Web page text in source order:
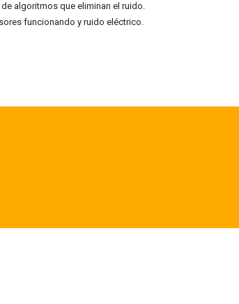
algoritmos que eliminan el ruido.
funcionando y ruido eléctrico.